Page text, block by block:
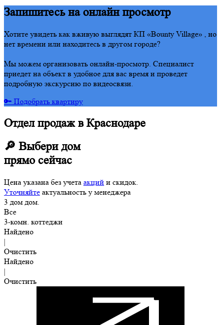
Запишитесь на онлайн просмотр
Хотите увидеть как вживую выглядят КП «Bounty Village» , но
нет времени или находитесь в другом городе?
Мы можем организовать онлайн-просмотр. Специалист
приедет на объект в удобное для вас время и проведет
подробную экскурсию по видеосвязи.
🔑 Подобрать квартиру
Отдел продаж в Краснодаре
🔎 Выбери дом
прямо сейчас
Цена указана без учета акций и скидок.
Уточняйте актуальность у менеджера
3 дом дом.
Все
3-комн. коттеджи
Найдено
|
Очистить
Найдено
|
Очистить